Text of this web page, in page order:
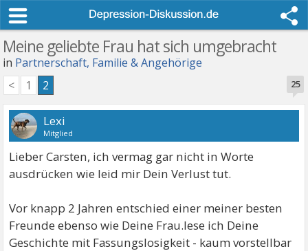
Meine geliebte Frau hat sich umgebracht
in Partnerschaft, Familie & Angehörige
25
< 1 2
Lexi
Mitglied
Lieber Carsten, ich vermag gar nicht in Worte
ausdrücken wie leid mir Dein Verlust tut.
Vor knapp 2 Jahren entschied einer meiner besten
Freunde ebenso wie Deine Frau.lese ich Deine
Geschichte mit Fassungslosigkeit - kaum vorstellbar